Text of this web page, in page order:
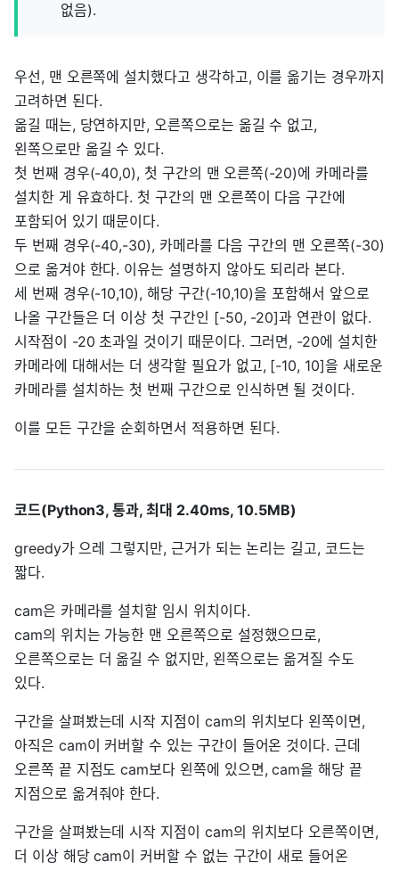
없음).
우선, 맨 오른쪽에 설치했다고 생각하고, 이를 옮기는 경우까지
고려하면 된다.
옮길 때는, 당연하지만, 오른쪽으로는 옮길 수 없고,
왼쪽으로만 옮길 수 있다.
첫 번째 경우(-40,0), 첫 구간의 맨 오른쪽(-20)에 카메라를
설치한 게 유효하다. 첫 구간의 맨 오른쪽이 다음 구간에
포함되어 있기 때문이다.
두 번째 경우(-40,-30), 카메라를 다음 구간의 맨 오른쪽(-30)
으로 옮겨야 한다. 이유는 설명하지 않아도 되리라 본다.
세 번째 경우(-10,10), 해당 구간(-10,10)을 포함해서 앞으로
나올 구간들은 더 이상 첫 구간인 [-50, -20]과 연관이 없다.
시작점이 -20 초과일 것이기 때문이다. 그러면, -20에 설치한
카메라에 대해서는 더 생각할 필요가 없고, [-10, 10]을 새로운
카메라를 설치하는 첫 번째 구간으로 인식하면 될 것이다.
이를 모든 구간을 순회하면서 적용하면 된다.
코드(Python3, 통과, 최대 2.40ms, 10.5MB)
greedy가 으레 그렇지만, 근거가 되는 논리는 길고, 코드는
짧다.
cam은 카메라를 설치할 임시 위치이다.
cam의 위치는 가능한 맨 오른쪽으로 설정했으므로,
오른쪽으로는 더 옮길 수 없지만, 왼쪽으로는 옮겨질 수도
있다.
구간을 살펴봤는데 시작 지점이 cam의 위치보다 왼쪽이면,
아직은 cam이 커버할 수 있는 구간이 들어온 것이다. 근데
오른쪽 끝 지점도 cam보다 왼쪽에 있으면, cam을 해당 끝
지점으로 옮겨줘야 한다.
구간을 살펴봤는데 시작 지점이 cam의 위치보다 오른쪽이면,
더 이상 해당 cam이 커버할 수 없는 구간이 새로 들어온